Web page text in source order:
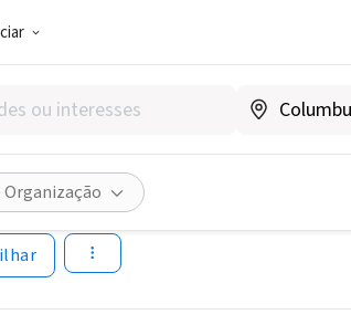
Organização
|www.kindfootprint.org/